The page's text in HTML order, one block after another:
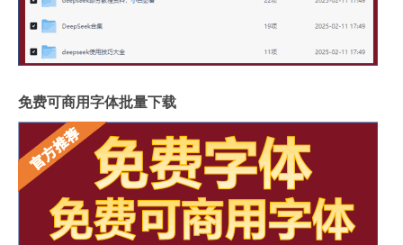
免费可商用字体批量下载